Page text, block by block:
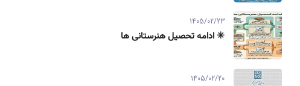
1405/02/23
✳️ ادامه تحصیل هنرستانی ها
1405/02/20